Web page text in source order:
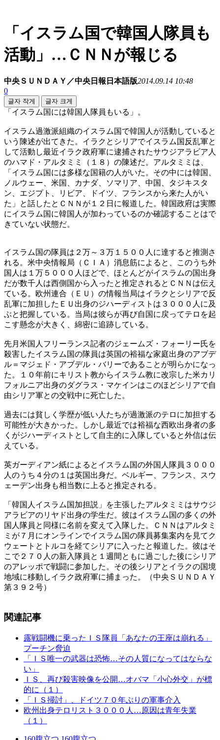
「イスラム国で韓国人隊員も
活動」…ＣＮＮが報じる
中央ＳＵＮＤＡＹ／中央日報日本語版2014.09.14 10:48
0
글자 작게 글자 크게
「イスラム国には韓国人隊員もいる」。
イスラム過激派組織のイスラム国で韓国人が活動していると
いう陳述が出てきた。イラクとシリアでイスラム国反乱軍と
して活動し最近イラク政府軍に逮捕されたサウジアラビア人
のハマド・アルタミミ（１８）の陳述だ。アルタミミは、
「イスラム国には多様な国籍の人がいた。その中には韓国、
ノルウェー、米国、カナダ、ソマリア、中国、タジキスタ
ン、エジプト、リビア、ドイツ、フランスから来た人がい
た」と話したとＣＮＮが１２日に報道した。韓国政府は実際
にイスラム国に韓国人が加わっているのか確認することはで
きていない状態だ。
イスラム国の隊員は２万～３万１５００人に達すると推測さ
れる。米中央情報局（ＣＩＡ）消息筋によると、このうち外
国人は１万５０００人ほどで、ほとんどがイスラムの国出身
だが数千人は西側国から入ったと推定されるとＣＮＮは伝え
ている。欧州連合（ＥＵ）の情報当局はイラクとシリアで反
乱軍に加担したＥＵ出身のジハーディストは３０００人に及
ぶと把握している。当局は彼らが再び自国に戻ってテロを起
こす懸念が大きく、綿密に追跡している。
先月米国人フリーランス記者のジェームズ・フォーリー氏を
殺害したイスラム国の隊員は英国の裕福な家庭出身のアブデ
ル＝マジェド・アブデル・バリーであることが明らかになっ
た。１０年前にキリスト教からイスラム教に改宗した米カリ
フォルニア出身のダグラス・マケインはこのほどシリアで自
由シリア軍との交戦中に死亡した。
過去には貧しく学歴が低い人たちが過激派のテロに加担する
可能性が大きかった。しかし最近では裕福な西欧出身者の多
くがジハーディストとして自主的に入隊していると外信は伝
えている。
英ガーディアン紙によるとイスラム国の外国人隊員３０００
人のうち４分の１は英国出身だ。ベルギー、フランス、スウ
ェーデン出身も相当数に上ると推定される。
「韓国人イスラム国加担説」を主張したアルタミミはサウジ
アラビアのリヤド出身の学生だ。彼はイスラム国の多くの外
国人隊員と同様に名前を変えて入隊した。ＣＮＮはアルタミ
ミが７月にオンラインでイスラム国の隊員募集案内を見てク
ウェートとトルコを経てシリアに入ったと報道した。彼はそ
こで２７０人の新入隊員と１週間ともに過ごした後にシリア
のアレッポで戦闘に参加した。その後シリアとイラクの国境
地域に移動しイラク政府軍に捕まった。（中央ＳＵＮＤＡＹ
第３９２号）
関連記事
露戦闘機に乗ったＩＳ隊員「あなたの王座は崩れる」
プーチン脅迫
「ＩＳ唯一の武器は恐怖…その人質になってはならな
い」
ＩＳ、再び殺害映像を公開…オバマ「小心外交」が標
的に（１）
「ＩＳ掃討」、ドイツ７０年ぶりの軍事介入
欧州出身テロリスト３０００人…原因は青年失業
（１）